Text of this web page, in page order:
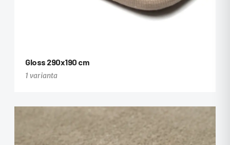
Gloss 290x190 cm
1 varianta